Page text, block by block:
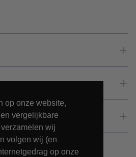
op onze website,
vergelijkbare
wij
volgen wij (en
op onze